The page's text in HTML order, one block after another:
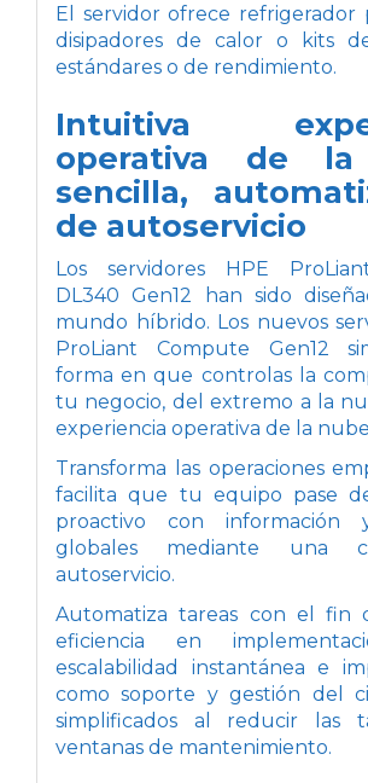
El servidor ofrece refrigerador
disipadores de calor o kits
estándares o de rendimiento.
Intuitiva
operativa de la
sencilla,
de autoservicio
Los servidores HPE
DL340 Gen12 han sido
mundo híbrido. Los nuevos
ProLiant Compute Gen12
forma en que controlas la
tu negocio, del extremo a la
experiencia operativa de la
Transforma las operaciones
facilita que tu equipo pase
proactivo con información
globales mediante una
autoservicio.
Automatiza tareas con el fin
eficiencia en
escalabilidad instantánea e
como soporte y gestión del
simplificados al reducir las
ventanas de mantenimiento.